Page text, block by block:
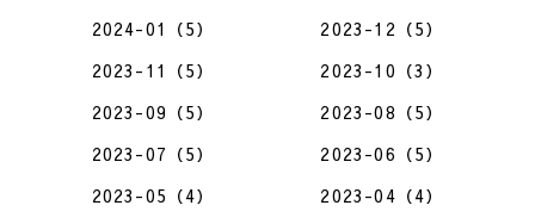
2024-01（5）
2023-12（5）
2023-11（5）
2023-10（3）
2023-09（5）
2023-08（5）
2023-07（5）
2023-06（5）
2023-05（4）
2023-04（4）